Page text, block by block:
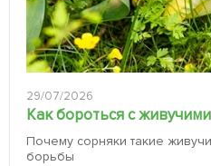
29/07/2026
Как бороться с
Почему сорняки такие
борьбы